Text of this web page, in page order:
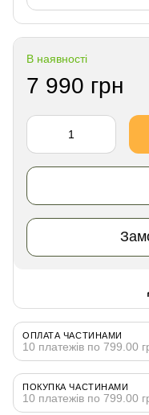
В наявності
7 990 грн
ОПЛАТА ЧАСТИНАМИ
10 платежів по 799.00
ПОКУПКА ЧАСТИНАМИ
10 платежів по 799.00